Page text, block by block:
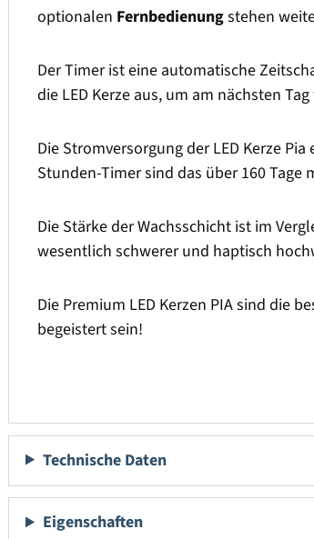
optionalen Fernbedienungstehen
Der Timer ist eine automatische
die LED Kerze aus, um am nächsten
Die Stromversorgung der LED Kerze
Stunden-Timer sind das über 160 Tage
Die Stärke der Wachsschicht ist im
wesentlich schwerer und haptisch
Die Premium LED Kerzen PIA sind die
begeistert sein!
Technische Daten
Eigenschaften